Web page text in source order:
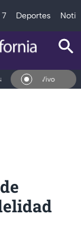
7 Deportes
Deportes
En Vivo